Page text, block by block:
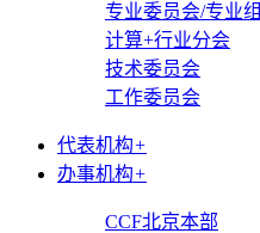
专业委员会/专业组
计算+行业分会
技术委员会
工作委员会
代表机构+
办事机构+
CCF北京本部